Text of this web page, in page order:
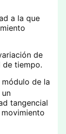
a la que
de
de tiempo.
módulo de la
tangencial